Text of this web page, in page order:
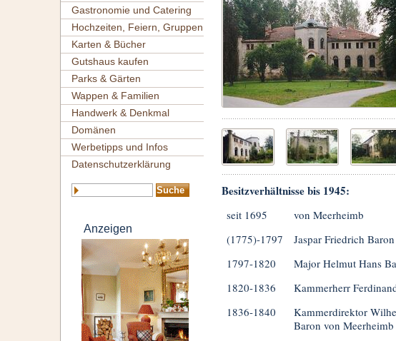
Gastronomie und Catering
Hochzeiten, Feiern, Gruppen
Karten & Bücher
Gutshaus kaufen
Parks & Gärten
Wappen & Familien
Handwerk & Denkmal
Domänen
Werbetipps und Infos
Datenschutzerklärung
Anzeigen
Besitzverhältnisse bis 1945:
seit 1695
von Meerheimb
(1775)-1797
Jaspar Friedrich
1797-1820
Major Helmut Hans
1820-1836
Kammerherr
1836-1840
Kammerdirektor
Baron von Meerheimb